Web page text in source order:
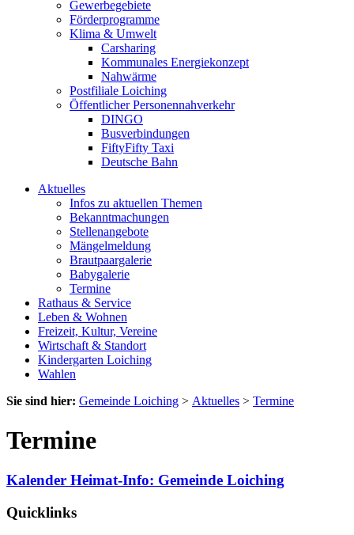
Gewerbegebiete
Förderprogramme
Klima & Umwelt
Carsharing
Kommunales Energiekonzept
Nahwärme
Postfiliale Loiching
Öffentlicher Personennahverkehr
DINGO
Busverbindungen
FiftyFifty Taxi
Deutsche Bahn
Aktuelles
Infos zu aktuellen Themen
Bekanntmachungen
Stellenangebote
Mängelmeldung
Brautpaargalerie
Babygalerie
Termine
Rathaus & Service
Leben & Wohnen
Freizeit, Kultur, Vereine
Wirtschaft & Standort
Kindergarten Loiching
Wahlen
Sie sind hier: Gemeinde Loiching > Aktuelles > Termine
Termine
Kalender Heimat-Info: Gemeinde Loiching
Quicklinks